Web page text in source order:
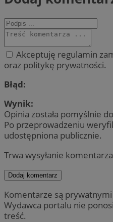
Akceptuję regulamin
oraz politykę prywatności.
Błąd:
Wynik:
Opinia została pomyślnie
Po przeprowadzeniu
udostępniona publicznie.
Trwa wysyłanie
Dodaj komentarz
Komentarze są
Wydawca portalu nie
treść.